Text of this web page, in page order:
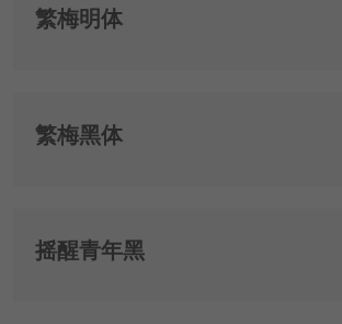
繁梅明体
繁梅黑体
摇醒青年黑